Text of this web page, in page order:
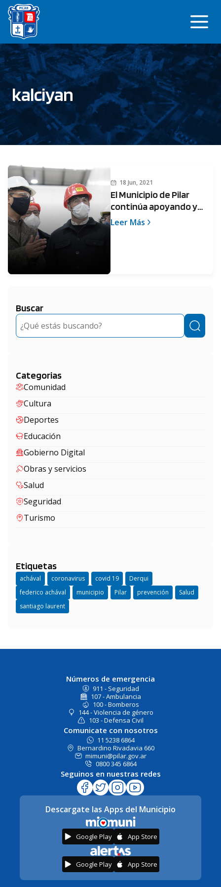
Saltar
contenido
kalciyan
18 Jun, 2021
El Municipio de Pilar
continúa apoyando y
fortaleciendo el
Leer Más
Buscar
Buscar
Categorias
Comunidad
Cultura
Deportes
Educación
Gobierno Digital
Obras y servicios
Salud
Seguridad
Turismo
Etiquetas
achával coronavirus covid 19
Derqui
federico achával
municipio Pilar prevención
Salud
santiago laurent
Números de emergencia
911 - Seguridad
107 - Ambulancia
100 - Bomberos
144 - Violencia de género
103 - Defensa Civil
Comunicate con nosotros
11 5238 6864
Bernardino Rivadavia 660
mimuni@pilar.gov.ar
0800 345 6864
Seguinos en nuestras redes
Descargate las Apps del Municipio
Google Play App Store
Google Play App Store